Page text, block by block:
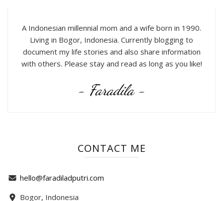
A Indonesian millennial mom and a wife born in 1990.
Living in Bogor, Indonesia. Currently blogging to
document my life stories and also share information
with others. Please stay and read as long as you like!
- Faradila -
CONTACT ME
hello@faradiladputri.com
Bogor, Indonesia